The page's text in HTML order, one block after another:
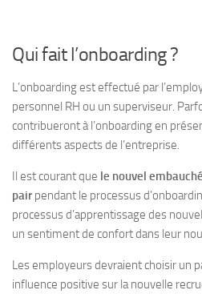
Qui fait l’onboarding ?
L’onboarding est effectué par
personnel RH ou un superviseur.
contribueront à l’onboarding en
différents aspects de l’entreprise.
Il est courant que le nouvel
pairpendant le processus
processus d’apprentissage des
un sentiment de confort dans leur
Les employeurs devraient choisir un
influence positive sur la nouvelle